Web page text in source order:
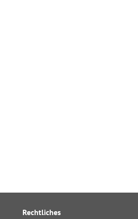
Rechtliches